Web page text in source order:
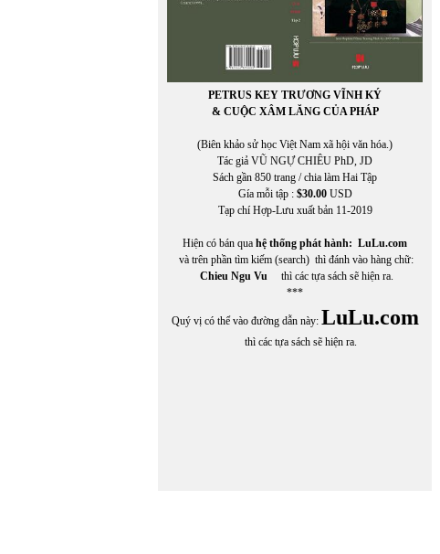
PETRUS KEY TRƯƠNG VĨNH KÝ
& CUỘC XÂM LĂNG CỦA PHÁP
(Biên khảo sử học Việt Nam xã hội văn hóa.)
Tác giả VŨ NGỰ CHIÊU PhD, JD
Sách gần 850 trang / chia làm Hai Tập
Gía mỗi tập : $30.00USD
Tạp chí Hợp-Lưu xuất bản 11-2019
Hiện có bán qua hệ thống phát hành: LuLu.com
và trên phần tìm kiếm (search) thì đánh vào hàng chữ:
Chieu Ngu Vu thì các tựa sách sẽ hiện ra.
***
Quý vị có thể vào đường dẫn này: LuLu.com
thì các tựa sách sẽ hiện ra.